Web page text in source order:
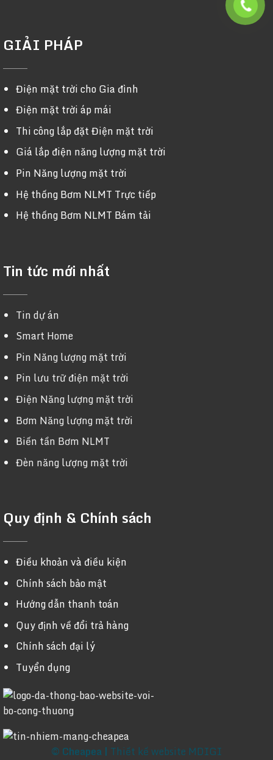
GIẢI PHÁP
Điện mặt trời cho Gia đình
Điện mặt trời áp mái
Thi công lắp đặt Điện mặt trời
Giá lắp điện năng lượng mặt trời
Pin Năng lượng mặt trời
Hệ thống Bơm NLMT Trực tiếp
Hệ thống Bơm NLMT Bám tải
Tin tức mới nhất
Tin dự án
Smart Home
Pin Năng lượng mặt trời
Pin lưu trữ điện mặt trời
Điện Năng lượng mặt trời
Bơm Năng lượng mặt trời
Biến tần Bơm NLMT
Đèn năng lượng mặt trời
Quy định & Chính sách
Điều khoản và điều kiện
Chính sách bảo mật
Hướng dẫn thanh toán
Quy định về đổi trả hàng
Chính sách đại lý
Tuyển dụng
© Cheapea | Thiết kế website MDIGI